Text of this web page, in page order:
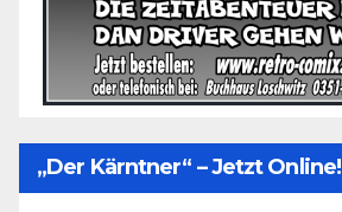
„Der Kärntner“ – Jetzt Online!